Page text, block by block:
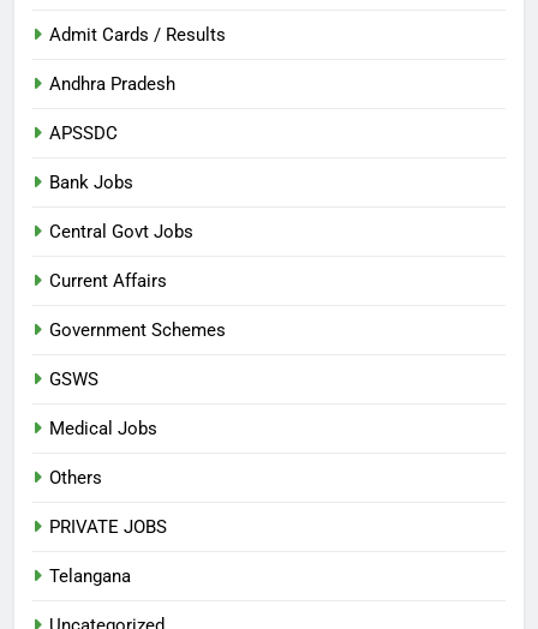
Admit Cards / Results
Andhra Pradesh
APSSDC
Bank Jobs
Central Govt Jobs
Current Affairs
Government Schemes
GSWS
Medical Jobs
Others
PRIVATE JOBS
Telangana